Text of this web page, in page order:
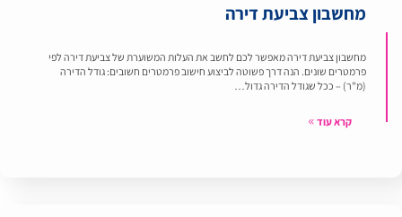
מחשבון צביעת דירה
מחשבון צביעת דירה מאפשר לכם לחשב את העלות המשוערת של צביעת דירה לפי
פרמטרים שונים. הנה דרך פשוטה לביצוע חישוב פרמטרים חשובים: גודל הדירה
(מ"ר) – ככל שגודל הדירה גדול…
קרא עוד